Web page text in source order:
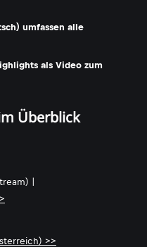
umfassen alle
als Video zum
Überblick
|
>>